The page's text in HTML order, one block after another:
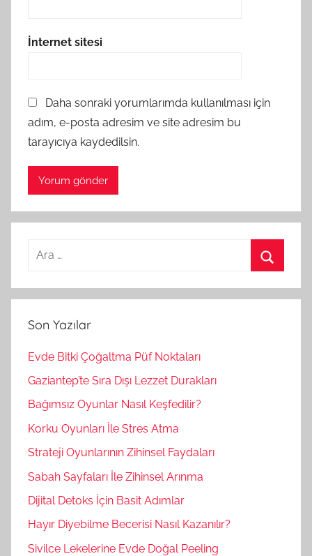
İnternet sitesi
Daha sonraki yorumlarımda kullanılması için
adım, e-posta adresim ve site adresim bu
tarayıcıya kaydedilsin.
a
a
r
Son Yazılar
Evde Bitki Çoğaltma Püf Noktaları
Gaziantep’te Sıra Dışı Lezzet Durakları
Bağımsız Oyunlar Nasıl Keşfedilir?
Korku Oyunları İle Stres Atma
Strateji Oyunlarının Zihinsel Faydaları
Sabah Sayfaları İle Zihinsel Arınma
Dijital Detoks İçin Basit Adımlar
Hayır Diyebilme Becerisi Nasıl Kazanılır?
Sivilce Lekelerine Evde Doğal Peeling